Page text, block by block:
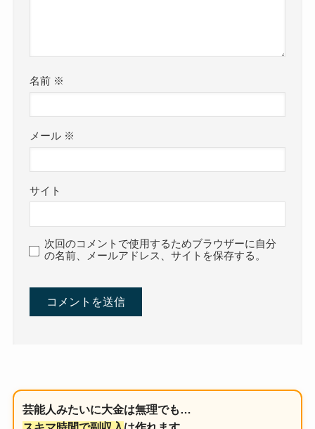
名前 ※
メール ※
サイト
次回のコメントで使用するためブラウザーに自分
の名前、メールアドレス、サイトを保存する。
芸能人みたいに大金は無理でも…